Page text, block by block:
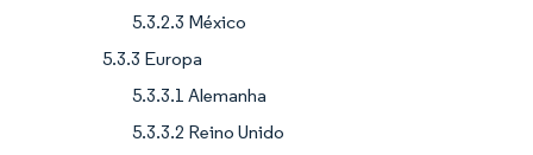
5.3.2.3 México
5.3.3 Europa
5.3.3.1 Alemanha
5.3.3.2 Reino Unido